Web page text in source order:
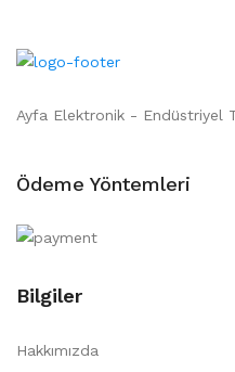
Ayfa Elektronik - Endüstriyel
Ödeme Yöntemleri
Bilgiler
Hakkımızda